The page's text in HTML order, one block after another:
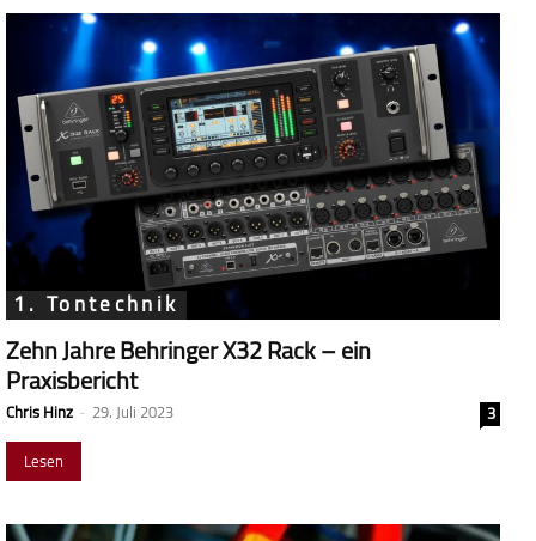
1. Tontechnik
Zehn Jahre Behringer X32 Rack – ein
Praxisbericht
Chris Hinz - 29. Juli 2023
3
Lesen